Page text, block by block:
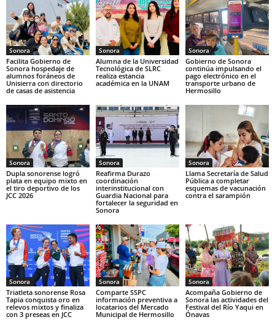
Sonora
Facilita Gobierno de
Sonora hospedaje de
alumnos foráneos de
Unisierra con directorio
de casas de asistencia
Sonora
Alumna de la Universidad
Tecnológica de SLRC
realiza estancia
académica en la UNAM
Sonora
Gobierno de Sonora
continúa impulsando el
pago electrónico en el
transporte urbano de
Hermosillo
Sonora
Dupla sonorense logró
plata en equipo mixto en
el tiro deportivo de los
JCC 2026
Sonora
Reafirma Durazo
coordinación
interinstitucional con
Guardia Nacional para
fortalecer la seguridad en
Sonora
Sonora
Llama Secretaría de Salud
Pública a completar
esquemas de vacunación
contra el sarampión
Sonora
Triatleta sonorense Rosa
Tapia conquista oro en
relevos mixtos y finaliza
con 3 preseas en JCC
Sonora
Comparte SSPC
información preventiva a
locatarios del Mercado
Municipal de Hermosillo
Sonora
Acompaña Gobierno de
Sonora las actividades del
Festival del Río Yaqui en
Ónavas